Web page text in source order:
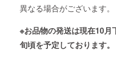
異なる場合がございます。
※お品物の発送は現在10月
旬頃を予定しております。